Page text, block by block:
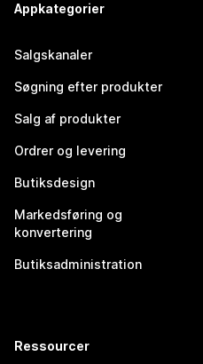
Appkategorier
Salgskanaler
Søgning efter produkter
Salg af produkter
Ordrer og levering
Butiksdesign
Markedsføring og
konvertering
Butiksadministration
Ressourcer